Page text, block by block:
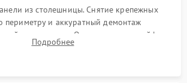
из столешницы. Снятие крепежных
периметру и аккуратный демонтаж
поверхности. Отсоединение шлейфов
для доступа к силовым платам, катушкам
Подробнее